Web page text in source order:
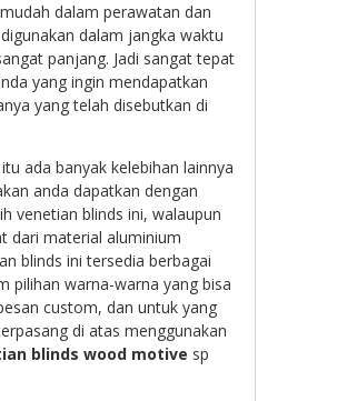
dalam perawatan dan
dalam jangka waktu
panjang. Jadi sangat tepat
yang ingin mendapatkan
yang telah disebutkan di
ada banyak kelebihan lainnya
anda dapatkan dengan
venetian blinds ini, walaupun
dari material aluminium
blinds ini tersedia berbagai
pilihan warna-warna yang bisa
custom, dan untuk yang
di atas menggunakan
blinds wood motive sp